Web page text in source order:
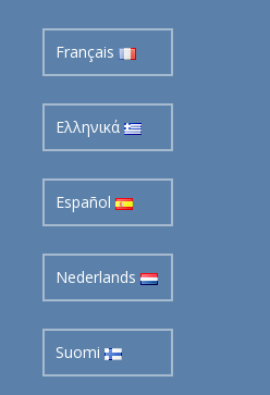
Français
Ελληνικά
Español
Nederlands
Suomi